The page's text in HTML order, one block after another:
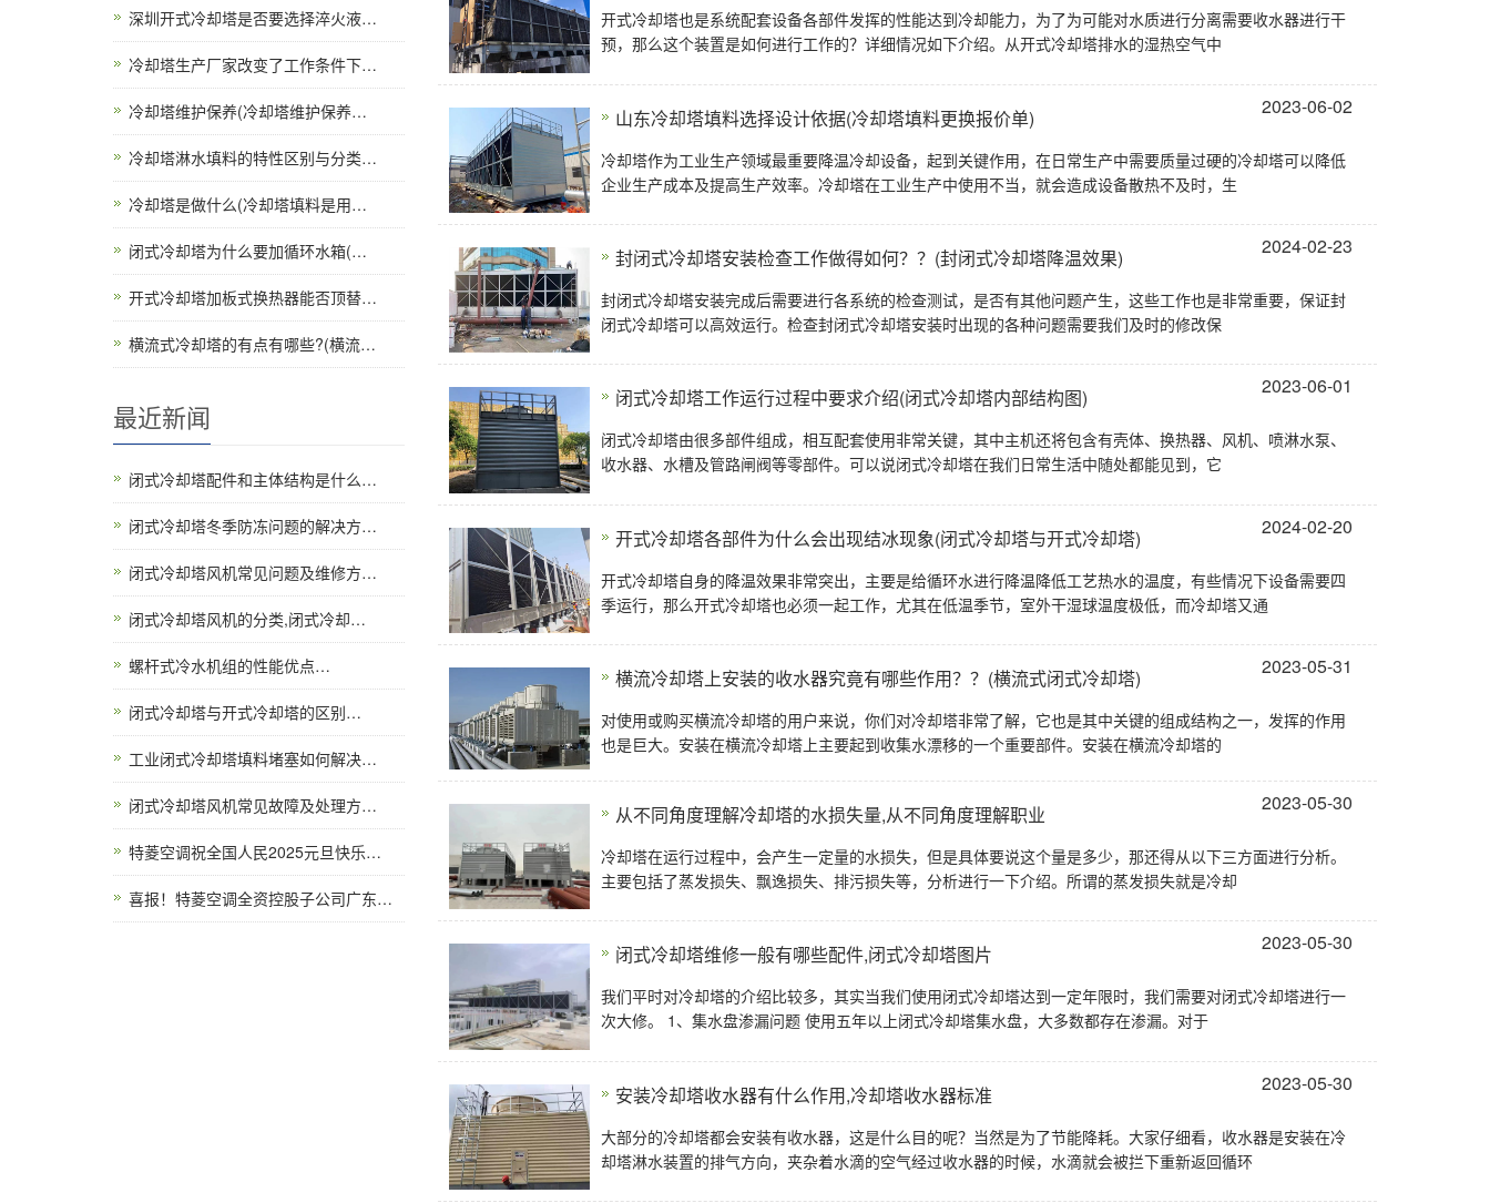
开式冷却塔也是系统配套设备各部件发挥的性能达到冷却能力，为了为可能对水质进行分离需要收水器进行干
预，那么这个装置是如何进行工作的？详细情况如下介绍。从开式冷却塔排水的湿热空气中
山东冷却塔填料选择设计依据(冷却塔填料更换报价单) 2023-06-02
冷却塔作为工业生产领域最重要降温冷却设备，起到关键作用，在日常生产中需要质量过硬的冷却塔可以降低
企业生产成本及提高生产效率。冷却塔在工业生产中使用不当，就会造成设备散热不及时，生
封闭式冷却塔安装检查工作做得如何？？(封闭式冷却塔降温效果) 2024-02-23
封闭式冷却塔安装完成后需要进行各系统的检查测试，是否有其他问题产生，这些工作也是非常重要，保证封
闭式冷却塔可以高效运行。检查封闭式冷却塔安装时出现的各种问题需要我们及时的修改保
闭式冷却塔工作运行过程中要求介绍(闭式冷却塔内部结构图) 2023-06-01
闭式冷却塔由很多部件组成，相互配套使用非常关键，其中主机还将包含有壳体、换热器、风机、喷淋水泵、
收水器、水槽及管路闸阀等零部件。可以说闭式冷却塔在我们日常生活中随处都能见到，它
开式冷却塔各部件为什么会出现结冰现象(闭式冷却塔与开式冷却塔) 2024-02-20
开式冷却塔自身的降温效果非常突出，主要是给循环水进行降温降低工艺热水的温度，有些情况下设备需要四
季运行，那么开式冷却塔也必须一起工作，尤其在低温季节，室外干湿球温度极低，而冷却塔又通
横流冷却塔上安装的收水器究竟有哪些作用？？(横流式闭式冷却塔) 2023-05-31
对使用或购买横流冷却塔的用户来说，你们对冷却塔非常了解，它也是其中关键的组成结构之一，发挥的作用
也是巨大。安装在横流冷却塔上主要起到收集水漂移的一个重要部件。安装在横流冷却塔的
从不同角度理解冷却塔的水损失量,从不同角度理解职业 2023-05-30
冷却塔在运行过程中，会产生一定量的水损失，但是具体要说这个量是多少，那还得从以下三方面进行分析。
主要包括了蒸发损失、飘逸损失、排污损失等，分析进行一下介绍。所谓的蒸发损失就是冷却
闭式冷却塔维修一般有哪些配件,闭式冷却塔图片 2023-05-30
我们平时对冷却塔的介绍比较多，其实当我们使用闭式冷却塔达到一定年限时，我们需要对闭式冷却塔进行一
次大修。 1、集水盘渗漏问题 使用五年以上闭式冷却塔集水盘，大多数都存在渗漏。对于
安装冷却塔收水器有什么作用,冷却塔收水器标准 2023-05-30
大部分的冷却塔都会安装有收水器，这是什么目的呢？当然是为了节能降耗。大家仔细看，收水器是安装在冷
却塔淋水装置的排气方向，夹杂着水滴的空气经过收水器的时候，水滴就会被拦下重新返回循环
深圳开式冷却塔是否要选择淬火液…
冷却塔生产厂家改变了工作条件下…
冷却塔维护保养(冷却塔维护保养…
冷却塔淋水填料的特性区别与分类…
冷却塔是做什么(冷却塔填料是用…
闭式冷却塔为什么要加循环水箱(…
开式冷却塔加板式换热器能否顶替…
横流式冷却塔的有点有哪些?(横流…
最近新闻
闭式冷却塔配件和主体结构是什么…
闭式冷却塔冬季防冻问题的解决方…
闭式冷却塔风机常见问题及维修方…
闭式冷却塔风机的分类,闭式冷却…
螺杆式冷水机组的性能优点…
闭式冷却塔与开式冷却塔的区别…
工业闭式冷却塔填料堵塞如何解决…
闭式冷却塔风机常见故障及处理方…
特菱空调祝全国人民2025元旦快乐…
喜报！特菱空调全资控股子公司广东…